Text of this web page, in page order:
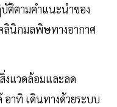
ตามคำแนะนำของ
ลินิกมลพิษทางอากาศ
งแวดล้อมและลด
าทิ เดินทางด้วยระบบ